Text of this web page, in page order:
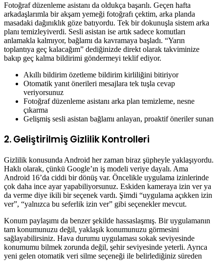
Fotoğraf düzenleme asistanı da oldukça başarılı. Geçen hafta
arkadaşlarımla bir akşam yemeği fotoğrafı çektim, arka planda
masadaki dağınıklık göze batıyordu. Tek bir dokunuşla sistem arka
planı temizleyiverdi. Sesli asistan ise artık sadece komutları
anlamakla kalmıyor, bağlamı da kavramaya başladı. “Yarın
toplantıya geç kalacağım” dediğinizde direkt olarak takviminize
bakıp geç kalma bildirimi göndermeyi teklif ediyor.
Akıllı bildirim özetleme bildirim kirliliğini bitiriyor
Otomatik yanıt önerileri mesajlara tek tuşla cevap
veriyorsunuz
Fotoğraf düzenleme asistanı arka plan temizleme, nesne
çıkarma
Gelişmiş sesli asistan bağlamı anlayan, proaktif öneriler sunan
2. Geliştirilmiş Gizlilik Kontrolleri
Gizlilik konusunda Android her zaman biraz şüpheyle yaklaşıyordu.
Haklı olarak, çünkü Google’ın iş modeli veriye dayalı. Ama
Android 16’da ciddi bir dönüş var. Öncelikle uygulama izinlerinde
çok daha ince ayar yapabiliyorsunuz. Eskiden kameraya izin ver ya
da verme diye ikili bir seçenek vardı. Şimdi “uygulama açıkken izin
ver”, “yalnızca bu seferlik izin ver” gibi seçenekler mevcut.
Konum paylaşımı da benzer şekilde hassaslaşmış. Bir uygulamanın
tam konumunuzu değil, yaklaşık konumunuzu görmesini
sağlayabilirsiniz. Hava durumu uygulaması sokak seviyesinde
konumumu bilmek zorunda değil, şehir seviyesinde yeterli. Ayrıca
yeni gelen otomatik veri silme seçeneği ile belirlediğiniz süreden